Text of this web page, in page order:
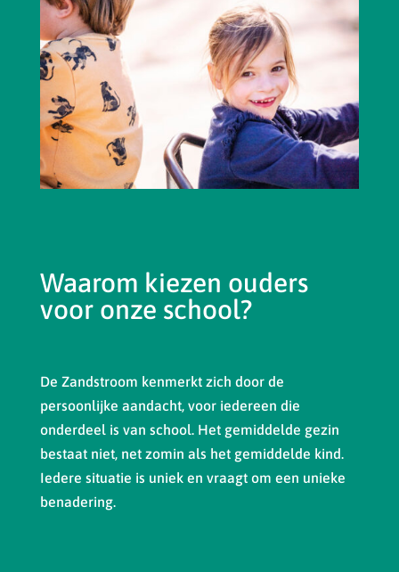
Waarom kiezen ouders
voor onze school?
De Zandstroom kenmerkt zich door de
persoonlijke aandacht, voor iedereen die
onderdeel is van school. Het gemiddelde gezin
bestaat niet, net zomin als het gemiddelde kind.
Iedere situatie is uniek en vraagt om een unieke
benadering.